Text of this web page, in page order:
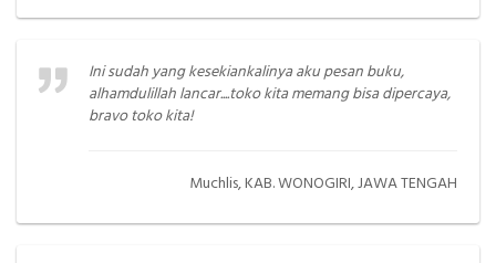
Ini sudah yang kesekiankalinya aku pesan buku,
alhamdulillah lancar....toko kita memang bisa dipercaya,
bravo toko kita!
Muchlis, KAB. WONOGIRI, JAWA TENGAH